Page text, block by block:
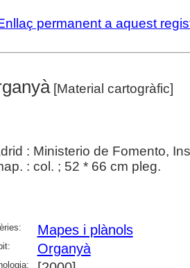
permanent a aquest
[Material cartogràfic]
: Ministerio de Fomento,
: col. ; 52 * 66 cm pleg.
Mapes i plànols
Organyà